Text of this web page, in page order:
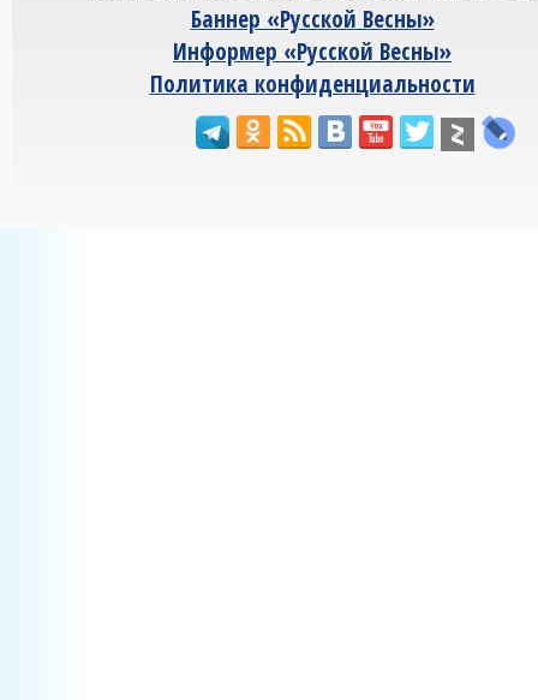
Баннер «Русской Весны»
Информер «Русской Весны»
Политика конфиденциальности